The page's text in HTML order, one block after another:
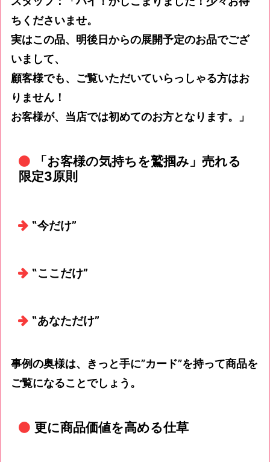
ちくださいませ。
実はこの品、明後日からの展開予定のお品でござ
いまして、
顧客様でも、ご覧いただいていらっしゃる方はお
りません！
お客様が、当店では初めてのお方となります。」
「お客様の気持ちを鷲掴み」売れる
限定3原則
‟今だけ”
‟ここだけ”
‟あなただけ”
事例の奥様は、きっと手に”カード”を持って商品を
ご覧になることでしょう。
更に商品価値を高める仕草